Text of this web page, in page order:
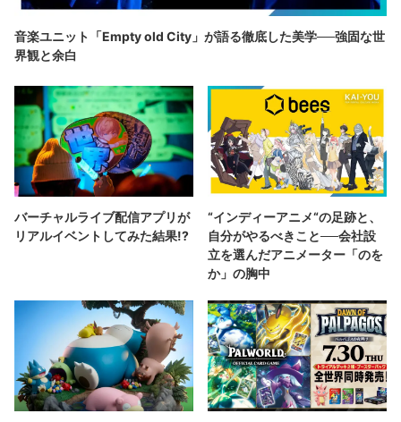
音楽ユニット「Empty old City」が語る徹底した美学──強固な世
界観と余白
バーチャルライブ配信アプリが
リアルイベントしてみた結果!?
“インディーアニメ“の足跡と、
自分がやるべきこと──会社設
立を選んだアニメーター「のを
か」の胸中